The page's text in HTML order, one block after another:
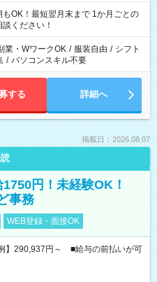
もOK！最短翌月末まで 1か月ごとの
ください！
業・WワークOK / 服装自由 / シフト
/ パソコンスキル不要
する 詳細へ
掲載日：2026.08.07
円！未経験OK！
事務
WEB登録・面接OK
】290,937円～ ■給与の前払いが可